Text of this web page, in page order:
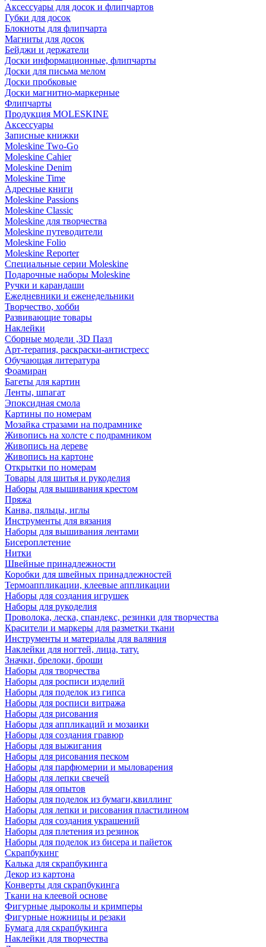
Аксессуары для досок и флипчартов
Губки для досок
Блокноты для флипчарта
Магниты для досок
Бейджи и держатели
Доски информационные, флипчарты
Доски для письма мелом
Доски пробковые
Доски магнитно-маркерные
Флипчарты
Продукция MOLESKINE
Аксессуары
Записные книжки
Moleskine Two-Go
Moleskine Cahier
Moleskine Denim
Moleskine Time
Адресные книги
Moleskine Passions
Moleskine Classic
Moleskine для творчества
Moleskine путеводители
Moleskine Folio
Moleskine Reporter
Специальные серии Moleskine
Подарочные наборы Moleskine
Ручки и карандаши
Ежедневники и еженедельники
Творчество, хобби
Развивающие товары
Наклейки
Сборные модели ,3D Пазл
Арт-терапия, раскраски-антистресс
Обучающая литература
Фоамиран
Багеты для картин
Ленты, шпагат
Эпоксидная смола
Картины по номерам
Мозайка стразами на подрамнике
Живопись на холсте с подрамником
Живопись на дереве
Живопись на картоне
Открытки по номерам
Товары для шитья и рукоделия
Наборы для вышивания крестом
Пряжа
Канва, пяльцы, иглы
Инструменты для вязания
Наборы для вышивания лентами
Бисероплетение
Нитки
Швейные принадлежности
Коробки для швейных принадлежностей
Термоаппликации, клеевые аппликации
Наборы для создания игрушек
Наборы для рукоделия
Проволока, леска, спандекс, резинки для творчества
Красители и маркеры для разметки ткани
Инструменты и материалы для валяния
Наклейки для ногтей, лица, тату.
Значки, брелоки, броши
Наборы для творчества
Наборы для росписи изделий
Наборы для поделок из гипса
Наборы для росписи витража
Наборы для рисования
Наборы для аппликаций и мозаики
Наборы для создания гравюр
Наборы для выжигания
Наборы для рисования песком
Наборы для парфюмерии и мыловарения
Наборы для лепки свечей
Наборы для опытов
Наборы для поделок из бумаги,квиллинг
Наборы для лепки и рисования пластилином
Наборы для создания украшений
Наборы для плетения из резинок
Наборы для поделок из бисера и пайеток
Скрапбукинг
Калька для скрапбукинга
Декор из картона
Конверты для скрапбукинга
Ткани на клеевой основе
Фигурные дыроколы и кримперы
Фигурные ножницы и резаки
Бумага для скрапбукинга
Наклейки для творчества